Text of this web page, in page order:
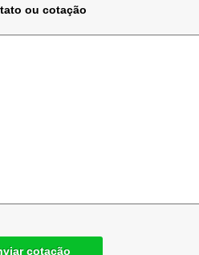
ou cotação
cotação